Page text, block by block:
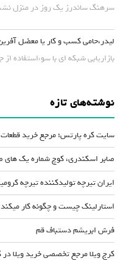
سرهنگ ساندرز یک روز در منزل
لیدر،حامی کسب و کار یا معضل
بازاریابی شبکه ای با سوءاستفاده
نوشته‌های تازه
سایت کره پارتس؛ مرجع خرید
صابر اسکندری، کوچ شماره یک
ایران تیرچه تولیدکننده تیرچه
استارلینک چیست و چگونه کار
فرش ابریشم دستباف قم
کرج ویلا مرجع تخصصی خرید ویلا در